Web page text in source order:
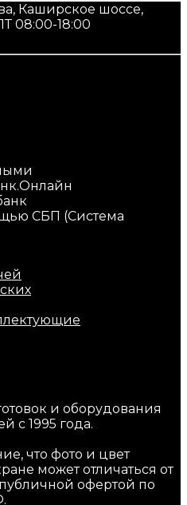
Каширское шоссе,
08:00-18:00
и оборудования
с 1995 года.
что фото и цвет
может отличаться от
офертой по